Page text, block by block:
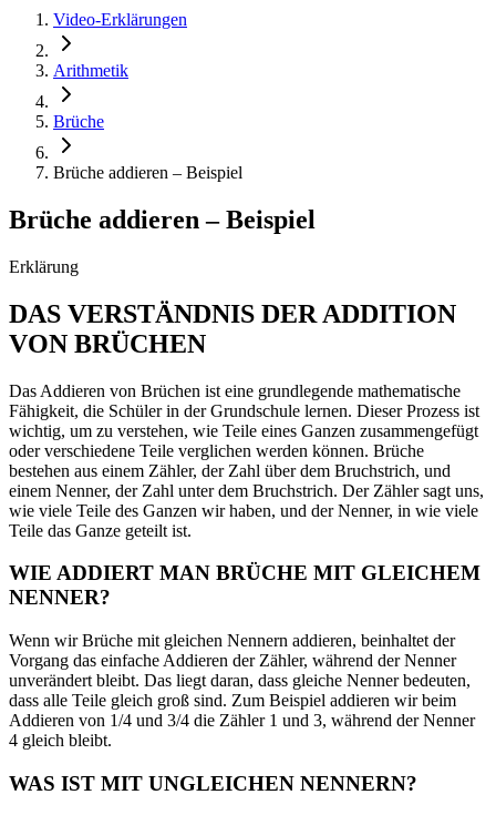
Video-Erklärungen
Arithmetik
Brüche
Brüche addieren – Beispiel
Brüche addieren – Beispiel
Erklärung
DAS VERSTÄNDNIS DER ADDITION
VON BRÜCHEN
Das Addieren von Brüchen ist eine grundlegende mathematische
Fähigkeit, die Schüler in der Grundschule lernen. Dieser Prozess ist
wichtig, um zu verstehen, wie Teile eines Ganzen zusammengefügt
oder verschiedene Teile verglichen werden können. Brüche
bestehen aus einem Zähler, der Zahl über dem Bruchstrich, und
einem Nenner, der Zahl unter dem Bruchstrich. Der Zähler sagt uns,
wie viele Teile des Ganzen wir haben, und der Nenner, in wie viele
Teile das Ganze geteilt ist.
WIE ADDIERT MAN BRÜCHE MIT GLEICHEM
NENNER?
Wenn wir Brüche mit gleichen Nennern addieren, beinhaltet der
Vorgang das einfache Addieren der Zähler, während der Nenner
unverändert bleibt. Das liegt daran, dass gleiche Nenner bedeuten,
dass alle Teile gleich groß sind. Zum Beispiel addieren wir beim
Addieren von 1/4 und 3/4 die Zähler 1 und 3, während der Nenner
4 gleich bleibt.
WAS IST MIT UNGLEICHEN NENNERN?